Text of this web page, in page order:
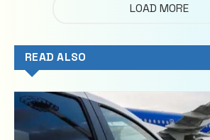
LOAD MORE
READ ALSO